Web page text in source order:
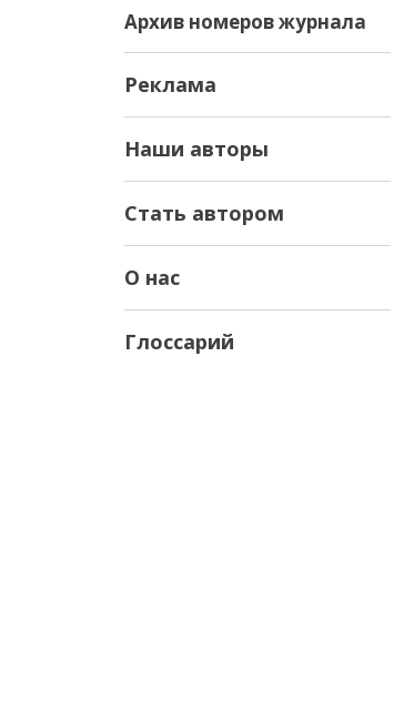
Архив номеров журнала
Реклама
Наши авторы
Стать автором
О нас
Глоссарий